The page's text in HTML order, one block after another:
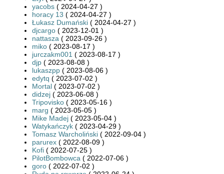
yacobs ( 2024-04-27 )
horacy 13 ( 2024-04-27 )
Łukasz Dumański ( 2024-04-27 )
djcargo ( 2023-12-01 )
nattasza ( 2023-09-26 )
miko ( 2023-08-17 )
jurczakm001 ( 2023-08-17 )
djp ( 2023-08-08 )
lukaszpp ( 2023-08-06 )
edytq ( 2023-07-02 )
Mortal ( 2023-07-02 )
didzej ( 2023-06-08 )
Tripovisko ( 2023-05-16 )
marg ( 2023-05-05 )
Mike Madej ( 2023-05-04 )
Watykańczyk ( 2023-04-29 )
Tomasz Warcholiński ( 2022-09-04 )
parurex ( 2022-08-09 )
Kofi ( 2022-07-25 )
PilotBombowca ( 2022-07-06 )
goro ( 2022-07-02 )